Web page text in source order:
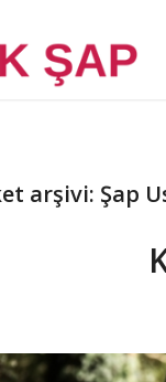
arşivi: Şap